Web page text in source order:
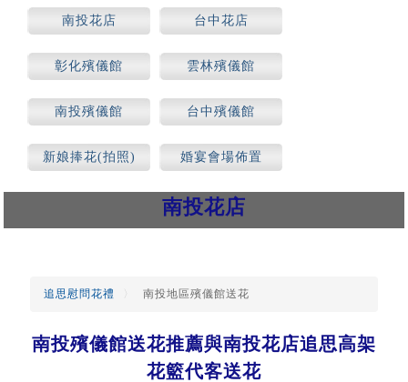
南投花店 台中花店
彰化殯儀館 雲林殯儀館
南投殯儀館 台中殯儀館
新娘捧花(拍照) 婚宴會場佈置
南投花店
追思慰問花禮 南投地區殯儀館送花
南投殯儀館送花推薦與南投花店追思高架
花籃代客送花